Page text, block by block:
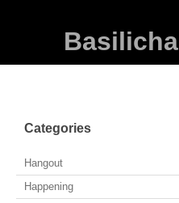
Basilicha
Categories
Hangout
Happening